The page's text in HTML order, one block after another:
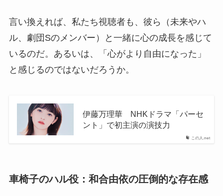
言い換えれば、私たち視聴者も、彼ら（未来やハ
ル、劇団Sのメンバー）と一緒に心の成長を感じて
いるのだ。あるいは、「心がより自由になった」
と感じるのではないだろうか。
この人.net
伊藤万理華 NHKドラマ「パーセ
ント」で初主演の演技力
車椅子のハル役：和合由依の圧倒的な存在感